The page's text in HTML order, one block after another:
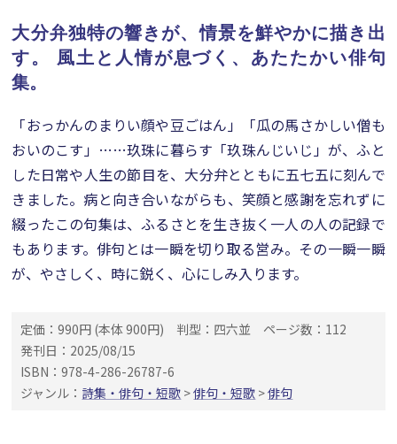
大分弁独特の響きが、情景を鮮やかに描き出
す。
風土と人情が息づく、あたたかい俳句
集。
「おっかんのまりい顔や豆ごはん」「瓜の馬さかしい僧も
おいのこす」……玖珠に暮らす「玖珠んじいじ」が、ふと
した日常や人生の節目を、大分弁とともに五七五に刻んで
きました。病と向き合いながらも、笑顔と感謝を忘れずに
綴ったこの句集は、ふるさとを生き抜く一人の人の記録で
もあります。俳句とは一瞬を切り取る営み。その一瞬一瞬
が、やさしく、時に鋭く、心にしみ入ります。
定価：990円 (本体 900円) 判型：四六並
ページ数：112
発刊日：2025/08/15
ISBN：978-4-286-26787-6
ジャンル： 詩集・俳句・短歌 >俳句・短歌 >俳句